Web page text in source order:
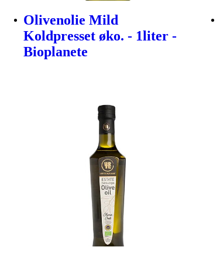
Olivenolie Mild
Koldpresset øko. - 1liter -
Bioplanete